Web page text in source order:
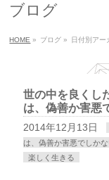
ブログ
HOME » ブログ » 日付別ア
世の中を良くし
は、偽善か害悪
2014年12月13日
は、偽善か害悪でしか
楽しく生きる